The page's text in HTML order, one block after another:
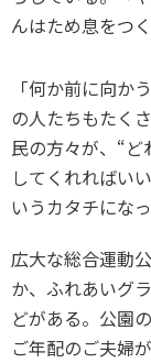
SPORT
Sport Topics
スポーツ 歴史
スポーツ辞典
SSF BOOKS
んはため息をつく
「何か前に向か
の人たちもたく
民の方々が、“
してくれればい
いうカタチにな
広大な総合運動
か、ふれあいグ
どがある。公園
ご年配のご夫婦